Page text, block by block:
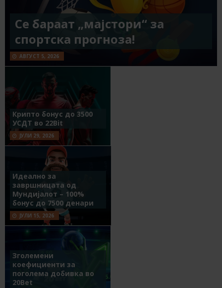
Се бараат „мајстори“ за
спортска прогноза!
АВГУСТ 5, 2026
Крипто бонус до 3500
УСДТ во 22Bit
ЈУЛИ 29, 2026
Идеално за
завршницата од
Мундијалот – 100%
бонус до 7500 денари
ЈУЛИ 15, 2026
Зголемени
коефициенти за
поголема добивка во
20Bet